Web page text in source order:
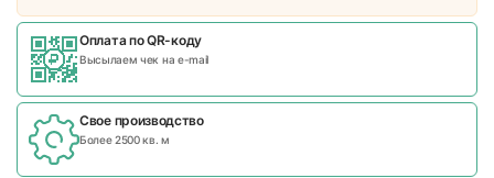
Оплата по QR-коду
Высылаем чек на e-mail
Свое производство
Более 2500 кв. м